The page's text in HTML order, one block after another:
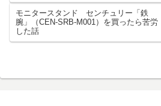
モニタースタンド センチュリー「鉄
腕」（CEN-SRB-M001）を買ったら苦労
した話